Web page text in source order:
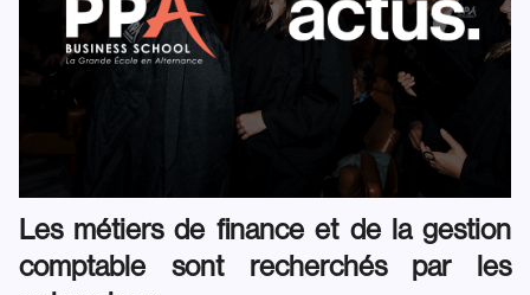
Les métiers de finance et de la gestion
comptable sont recherchés par les